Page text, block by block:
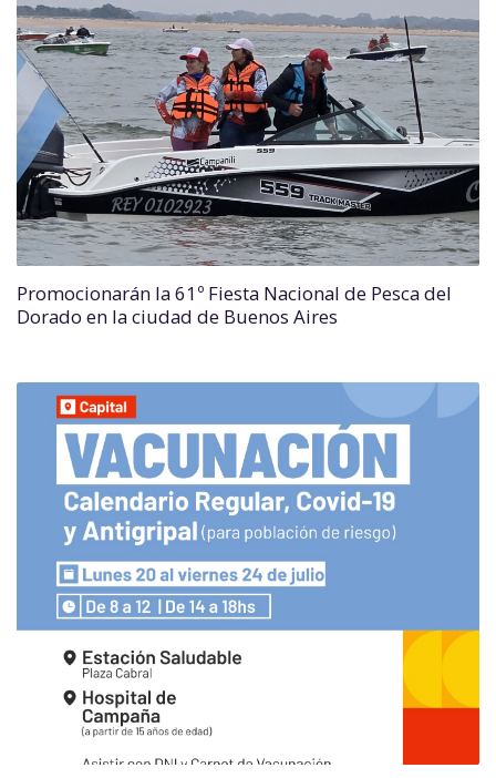
Promocionarán la 61º Fiesta Nacional de Pesca del
Dorado en la ciudad de Buenos Aires